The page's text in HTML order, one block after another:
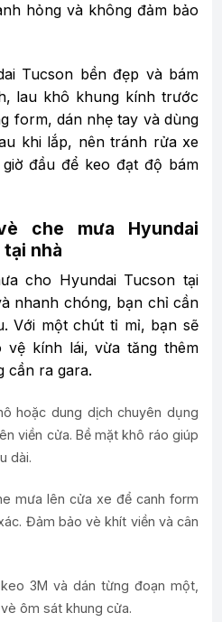
hỏng và không đảm bảo
Tucson bền đẹp và bám
lau khô khung kính trước
form, dán nhẹ tay và dùng
khi lắp, nên tránh rửa xe
đầu để keo đạt độ bám
che mưa Hyundai
nhà
cho Hyundai Tucson tại
nhanh chóng, bạn chỉ cần
Với một chút tỉ mỉ, bạn sẽ
vệ kính lái, vừa tăng thêm
cần ra gara.
hoặc dung dịch chuyên dụng
viền cửa. Bề mặt khô ráo giúp
dài.
mưa lên cửa xe để canh form
Đảm bảo vè khít viền và cân
3M và dán từng đoạn một,
ôm sát khung cửa.